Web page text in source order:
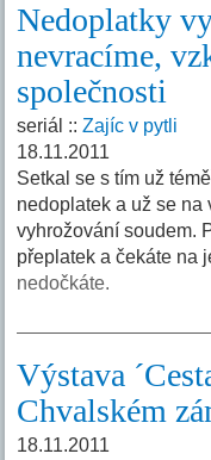
Nedoplatky
nevracíme,
společnosti
seriál ::Zajíc v pytli
18.11.2011
Setkal se s tím už
nedoplatek a už se na
vyhrožování soudem.
přeplatek a čekáte na
nedočkáte.
Výstava
Chvalském
18.11.2011